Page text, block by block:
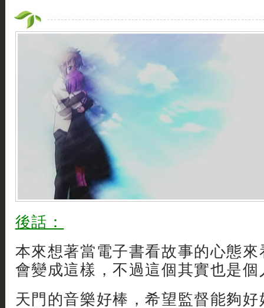
後話：
本來想著當電子書看故事的心態
會變成這樣，不過這個其實也是
天門的音樂好棒，希望監督能夠